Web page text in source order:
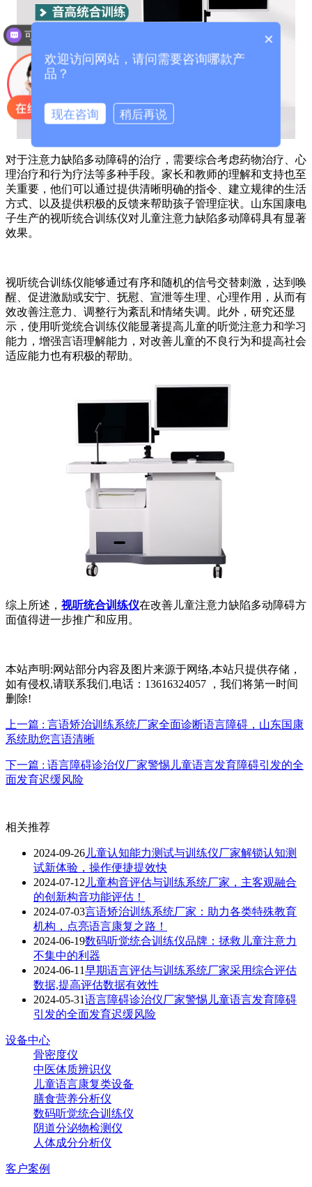
对于注意力缺陷多动障碍的治疗，需要综合考虑药物治疗、心
理治疗和行为疗法等多种手段。家长和教师的理解和支持也至
关重要，他们可以通过提供清晰明确的指令、建立规律的生活
方式、以及提供积极的反馈来帮助孩子管理症状。山东国康电
子生产的视听统合训练仪对儿童注意力缺陷多动障碍具有显著
效果。
视听统合训练仪能够通过有序和随机的信号交替刺激，达到唤
醒、促进激励或安宁、抚慰、宣泄等生理、心理作用，从而有
效改善注意力、调整行为紊乱和情绪失调。此外，研究还显
示，使用听觉统合训练仪能显著提高儿童的听觉注意力和学习
能力，增强言语理解能力，对改善儿童的不良行为和提高社会
适应能力也有积极的帮助。
综上所述， 视听统合训练仪在改善儿童注意力缺陷多动障碍方
面值得进一步推广和应用。
本站声明:网站部分内容及图片来源于网络,本站只提供存储，
如有侵权,请联系我们,电话：13616324057 ，我们将第一时间
删除!
上一篇 : 言语矫治训练系统厂家全面诊断语言障碍，山东国康
系统助您言语清晰
下一篇 : 语言障碍诊治仪厂家警惕儿童语言发育障碍引发的全
面发育迟缓风险
相关推荐
2024-09-26 儿童认知能力测试与训练仪厂家解锁认知测
试新体验，操作便捷提效快
2024-07-12 儿童构音评估与训练系统厂家，主客观融合
的创新构音功能评估！
2024-07-03言语矫治训练系统厂家：助力各类特殊教育
机构，点亮语言康复之路！
2024-06-19​数码听觉统合训练仪品牌：拯救儿童注意力
不集中的利器
2024-06-11早期语言评估与训练系统厂家采用综合评估
数据,提高评估数据有效性
2024-05-31语言障碍诊治仪厂家警惕儿童语言发育障碍
引发的全面发育迟缓风险
设备中心
骨密度仪
中医体质辨识仪
儿童语言康复类设备
膳食营养分析仪
数码听觉统合训练仪
阴道分泌物检测仪
人体成分分析仪
客户案例
×
欢迎访问网站，请问需要咨询哪款产
品？
现在咨询 稍后再说